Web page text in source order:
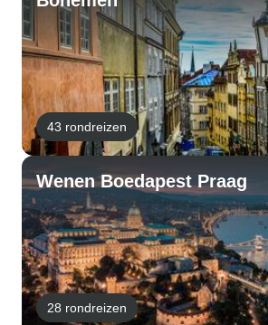
43 rondreizen
Wenen Boedapest Praag
28 rondreizen